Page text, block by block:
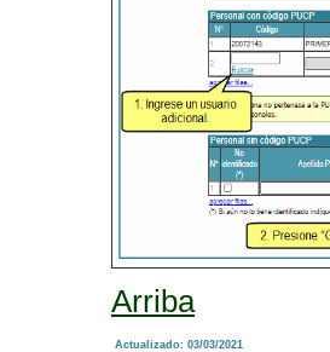
Arriba
Actualizado: 03/03/2021